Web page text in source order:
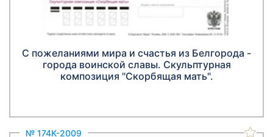
С пожеланиями мира и счастья из Белгорода -
города воинской славы. Скульптурная
композиция "Скорбящая мать".
№ 174К-2009